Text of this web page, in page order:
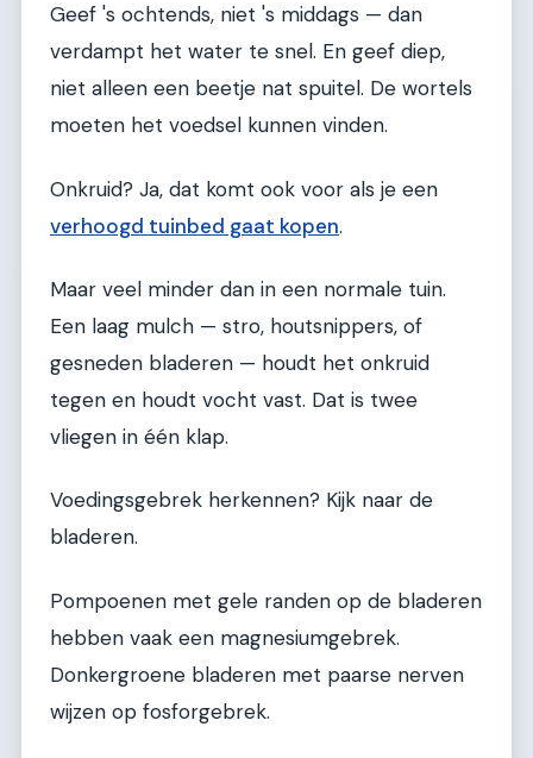
Geef 's ochtends, niet 's middags — dan
verdampt het water te snel. En geef diep,
niet alleen een beetje nat spuitel. De wortels
moeten het voedsel kunnen vinden.
Onkruid? Ja, dat komt ook voor als je een
verhoogd tuinbed gaat kopen.
Maar veel minder dan in een normale tuin.
Een laag mulch — stro, houtsnippers, of
gesneden bladeren — houdt het onkruid
tegen en houdt vocht vast. Dat is twee
vliegen in één klap.
Voedingsgebrek herkennen? Kijk naar de
bladeren.
Pompoenen met gele randen op de bladeren
hebben vaak een magnesiumgebrek.
Donkergroene bladeren met paarse nerven
wijzen op fosforgebrek.